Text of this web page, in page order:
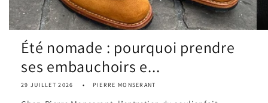
Été nomade : pourquoi prendre
ses embauchoirs e...
29 JUILLET 2026 PIERRE MONSERANT